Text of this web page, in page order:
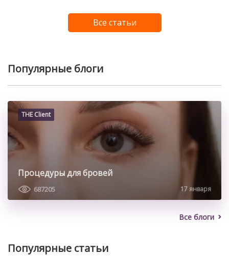
Популярные блоги
THE Client
Процедуры для бровей
687205 17 января
Все блоги
Популярные статьи
предусмотреть и провести аллергопробу еще до начала
процедуры. К сожалению, не все это делают, и результат
может оказаться совсем не […]
Все статьи